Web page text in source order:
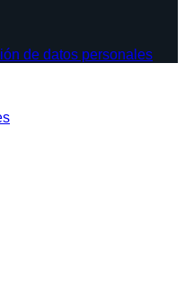
de datos personales